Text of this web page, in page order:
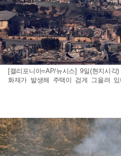
[캘리포니아=AP/뉴시스] 9일(현지시
화재가 발생해 주택이 검게 그을려 있